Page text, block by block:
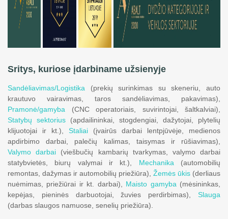
Sritys, kuriose įdarbiname užsienyje
Sandėliavimas/Logistika (prekių surinkimas su skeneriu, auto
krautuvo vairavimas, taros sandėliavimas, pakavimas),
Pramonė/gamyba (CNC operatoriais, suvirintojai, šaltkalviai),
Statybų sektorius (apdailininkai, stogdengiai, dažytojai, plytelių
klijuotojai ir kt.), Staliai (įvairūs darbai lentpjūvėje, medienos
apdirbimo darbai, palečių kalimas, taisymas ir rūšiavimas),
Valymo darbai (viešbučių kambarių tvarkymas, valymo darbai
statybvietės, biurų valymai ir kt.), Mechanika (automobilių
remontas, dažymas ir automobilių priežiūra), Žemės ūkis (derliaus
nuėmimas, priežiūrai ir kt. darbai), Maisto gamyba (mėsininkas,
kepėjas, pieninės darbuotojai, žuvies perdirbimas), Slauga
(darbas slaugos namuose, senelių priežiūra).